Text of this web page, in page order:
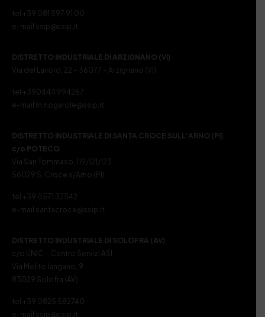
tel +39 081 597 91 00
e-mail ssip@ssip.it
DISTRETTO INDUSTRIALE DI ARZIGNANO (VI)
Via del Lavoro, 22 – 36077 – Arzignano (VI)
tel +390444 994267
e-mail m.nogarole@ssip.it
DISTRETTO INDUSTRIALE DI SANTA CROCE SULL’ARNO (PI)
c/o POTECO
Via San Tommaso, 119/121/123
56029 S. Croce s/Arno (PI)
tel +39 0571 32542
e-mail santacroce@ssip.it
DISTRETTO INDUSTRIALE DI SOLOFRA (AV)
c/o UNIC – Centro Servizi ASI
Via Melito Iangano, 9
83029 Solofra (AV)
tel +39 0825 582740
e-mail ssip@ssip.it